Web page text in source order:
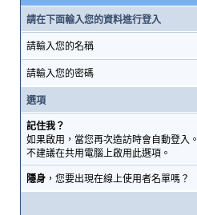
請在下面輸入您的資料進行登入
請輸入您的名稱
請輸入您的密碼
選項
記住我？
如果啟用，當您再次造訪時會自動登入。
不建議在共用電腦上啟用此選項。
隱身，您要出現在線上使用者名單嗎？